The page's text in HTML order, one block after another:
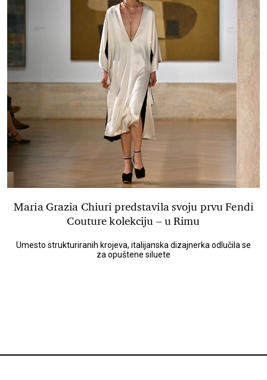
Maria Grazia Chiuri predstavila svoju prvu Fendi
Couture kolekciju – u Rimu
Umesto strukturiranih krojeva, italijanska dizajnerka odlučila se
za opuštene siluete